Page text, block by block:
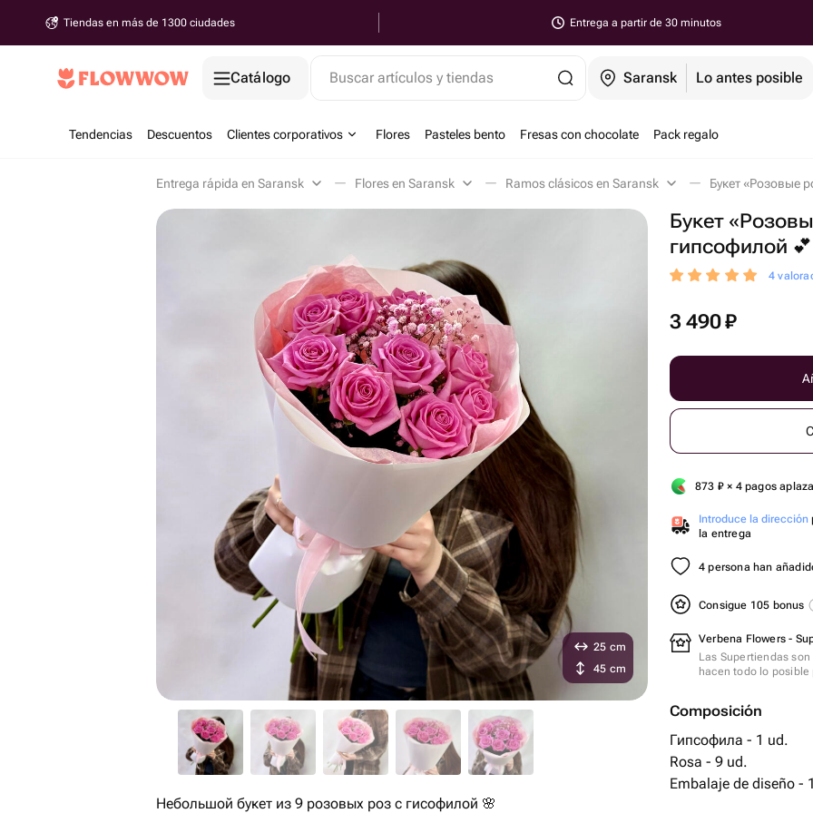
Tiendas en más de 1300 ciudades Entrega a partir de 30 minutos
Catálogo Buscar artículos y tiendas Saransk Lo antes posible
Tendencias Descuentos Clientes corporativos Flores Pasteles bento Fresas con chocolate Pack regalo
Entrega rápida en Saransk Flores en Saransk Ramos clásicos en Saransk Букет «Розовые
Букет
гипсофилой 💕
4
3 490₽
873 ₽ × 4 pagos
Introduce la dirección
la entrega
4 persona han
Consigue 105 bonus
Verbena Flowers -
Las Supertiendas
hacen todo lo
Composición
Гипсофила - 1 ud.
Rosa - 9 ud.
25 cm
45 cm
Небольшой букет из 9 розовых роз с гисофилой 🌸